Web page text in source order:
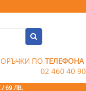
ПОТЕЛЕФОНА
02 460 40 90
/ 69 ЛВ.